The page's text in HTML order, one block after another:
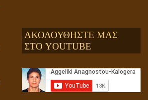
Αληθής και επίπλαστη πνευματικότητα
ΑΚΟΛΟΥΘΗΣΤΕ ΜΑΣ
ΣΤΟ YOUTUBE